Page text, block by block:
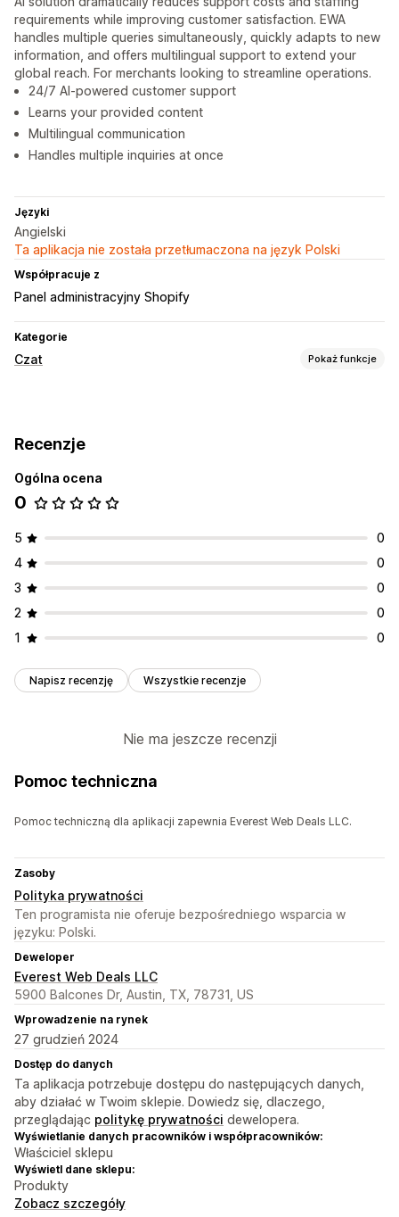
requirements while improving customer satisfaction. EWA
handles multiple queries simultaneously, quickly adapts to new
information, and offers multilingual support to extend your
global reach. For merchants looking to streamline operations.
24/7 AI-powered customer support
Learns your provided content
Multilingual communication
Handles multiple inquiries at once
Języki
Angielski
Ta aplikacja nie została przetłumaczona na język Polski
Współpracuje z
Panel administracyjny Shopify
Kategorie
Czat Pokaż funkcje
Automatyczne odpowiedzi
Często zadawane pytania
Dostosowanie
Kolor i czcionka Wiadomości powitalne
Recenzje
Ogólna ocena
0
5
0
4
0
3
0
2
0
1
0
Napisz recenzję Wszystkie recenzje
Nie ma jeszcze recenzji
Pomoc techniczna
Pomoc techniczną dla aplikacji zapewnia Everest Web Deals LLC.
Zasoby
Polityka prywatności
Ten programista nie oferuje bezpośredniego wsparcia w
języku: Polski.
Deweloper
Everest Web Deals LLC
5900 Balcones Dr, Austin, TX, 78731, US
Wprowadzenie na rynek
27 grudzień 2024
Dostęp do danych
Ta aplikacja potrzebuje dostępu do następujących danych,
aby działać w Twoim sklepie. Dowiedz się, dlaczego,
przeglądając politykę prywatności dewelopera.
Wyświetlanie danych pracowników i współpracowników:
Właściciel sklepu
Wyświetl dane sklepu:
Produkty
Zobacz szczegóły